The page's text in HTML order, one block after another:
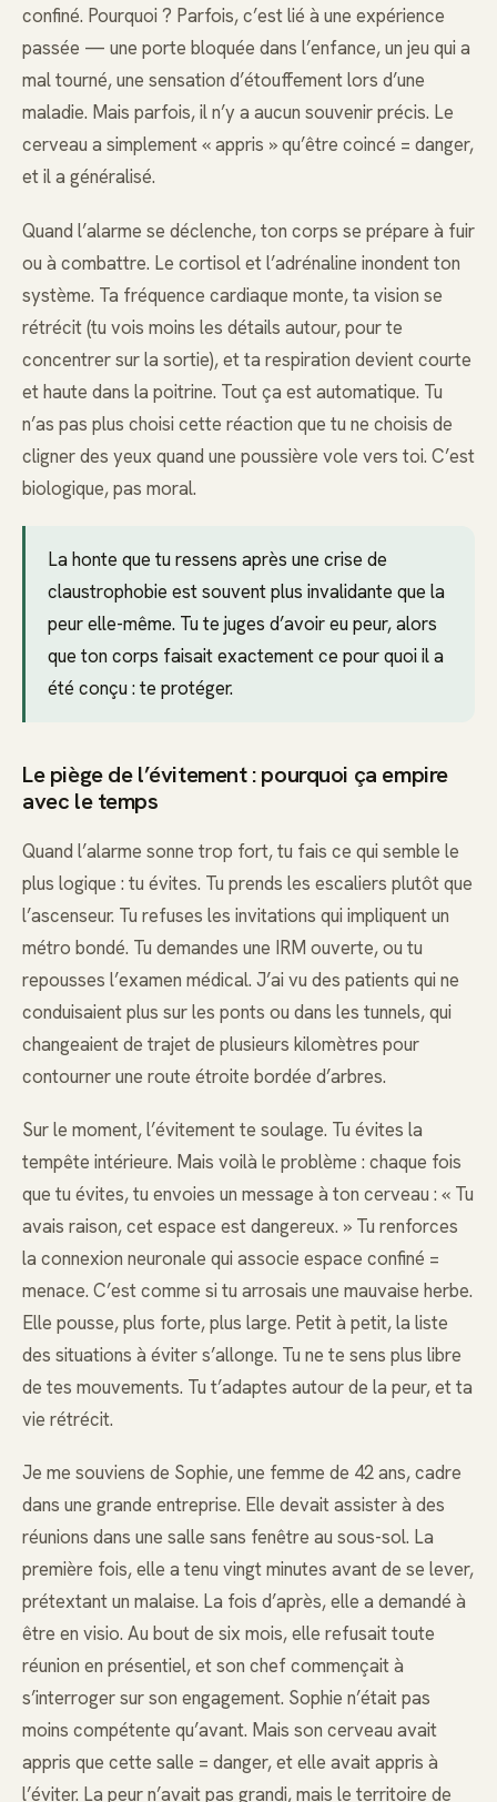
confiné. Pourquoi ? Parfois, c’est lié à une expérience
passée — une porte bloquée dans l’enfance, un jeu qui a
mal tourné, une sensation d’étouffement lors d’une
maladie. Mais parfois, il n’y a aucun souvenir précis. Le
cerveau a simplement « appris » qu’être coincé = danger,
et il a généralisé.
Quand l’alarme se déclenche, ton corps se prépare à fuir
ou à combattre. Le cortisol et l’adrénaline inondent ton
système. Ta fréquence cardiaque monte, ta vision se
rétrécit (tu vois moins les détails autour, pour te
concentrer sur la sortie), et ta respiration devient courte
et haute dans la poitrine. Tout ça est automatique. Tu
n’as pas plus choisi cette réaction que tu ne choisis de
cligner des yeux quand une poussière vole vers toi. C’est
biologique, pas moral.
La honte que tu ressens après une crise de
claustrophobie est souvent plus invalidante que la
peur elle-même. Tu te juges d’avoir eu peur, alors
que ton corps faisait exactement ce pour quoi il a
été conçu : te protéger.
Le piège de l’évitement : pourquoi ça empire
avec le temps
Quand l’alarme sonne trop fort, tu fais ce qui semble le
plus logique : tu évites. Tu prends les escaliers plutôt que
l’ascenseur. Tu refuses les invitations qui impliquent un
métro bondé. Tu demandes une IRM ouverte, ou tu
repousses l’examen médical. J’ai vu des patients qui ne
conduisaient plus sur les ponts ou dans les tunnels, qui
changeaient de trajet de plusieurs kilomètres pour
contourner une route étroite bordée d’arbres.
Sur le moment, l’évitement te soulage. Tu évites la
tempête intérieure. Mais voilà le problème : chaque fois
que tu évites, tu envoies un message à ton cerveau : « Tu
avais raison, cet espace est dangereux. » Tu renforces
la connexion neuronale qui associe espace confiné =
menace. C’est comme si tu arrosais une mauvaise herbe.
Elle pousse, plus forte, plus large. Petit à petit, la liste
des situations à éviter s’allonge. Tu ne te sens plus libre
de tes mouvements. Tu t’adaptes autour de la peur, et ta
vie rétrécit.
Je me souviens de Sophie, une femme de 42 ans, cadre
dans une grande entreprise. Elle devait assister à des
réunions dans une salle sans fenêtre au sous-sol. La
première fois, elle a tenu vingt minutes avant de se lever,
prétextant un malaise. La fois d’après, elle a demandé à
être en visio. Au bout de six mois, elle refusait toute
réunion en présentiel, et son chef commençait à
s’interroger sur son engagement. Sophie n’était pas
moins compétente qu’avant. Mais son cerveau avait
appris que cette salle = danger, et elle avait appris à
l’éviter. La peur n’avait pas grandi, mais le territoire de